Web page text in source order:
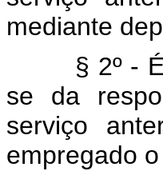
mediante
§ 2º - É
se da
serviço
empregado